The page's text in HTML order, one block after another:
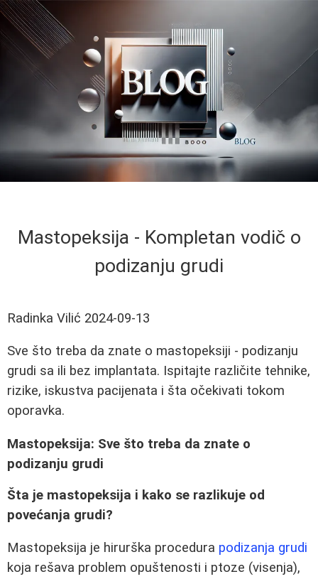
Mastopeksija - Kompletan vodič o
podizanju grudi
Radinka Vilić 2024-09-13
Sve što treba da znate o mastopeksiji - podizanju
grudi sa ili bez implantata. Ispitajte različite tehnike,
rizike, iskustva pacijenata i šta očekivati tokom
oporavka.
Mastopeksija: Sve što treba da znate o
podizanju grudi
Šta je mastopeksija i kako se razlikuje od
povećanja grudi?
Mastopeksija je hirurška procedura podizanja grudi
koja rešava problem opuštenosti i ptoze (visenja),